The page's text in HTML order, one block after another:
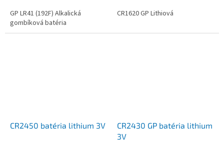
GP LR41 (192F) Alkalická
gombíková batéria
CR1620 GP Lithiová
CR2450 batéria lithium 3V
CR2430 GP batéria lithium
3V